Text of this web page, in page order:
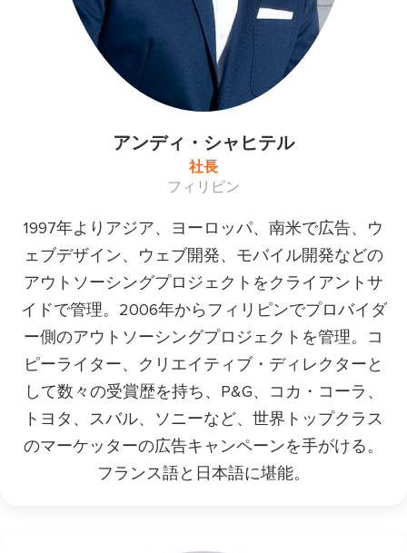
アンディ・シャヒテル
社長
フィリピン
1997年よりアジア、ヨーロッパ、南米で広告、ウ
ェブデザイン、ウェブ開発、モバイル開発などの
アウトソーシングプロジェクトをクライアントサ
イドで管理。2006年からフィリピンでプロバイダ
ー側のアウトソーシングプロジェクトを管理。コ
ピーライター、クリエイティブ・ディレクターと
して数々の受賞歴を持ち、P&G、コカ・コーラ、
トヨタ、スバル、ソニーなど、世界トップクラス
のマーケッターの広告キャンペーンを手がける。
フランス語と日本語に堪能。